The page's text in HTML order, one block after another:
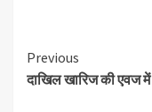
Continue
Reading
Previous
दाखिल खारिज की एवज में